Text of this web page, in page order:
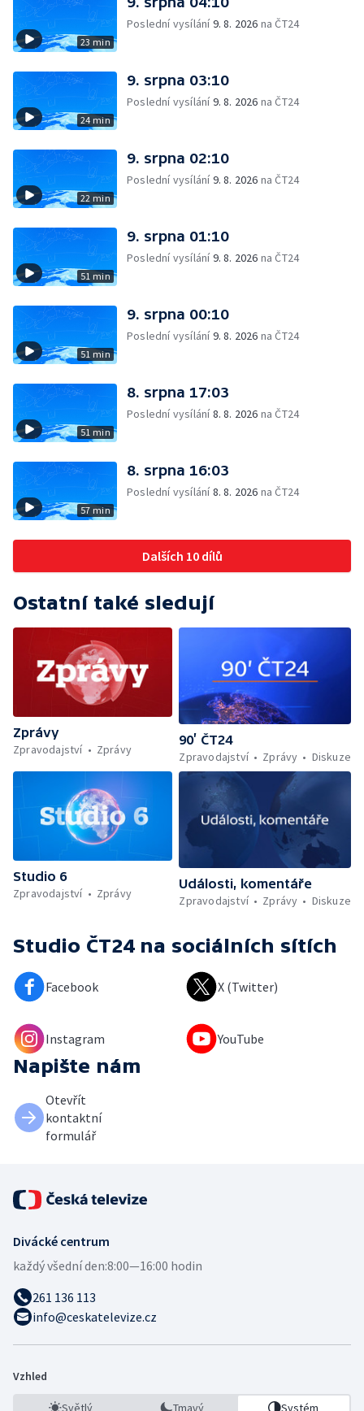
23 min
Poslední vysílání9. 8. 2026 na ČT24
24 min
9. srpna 03:10
Poslední vysílání9. 8. 2026 na ČT24
22 min
9. srpna 02:10
Poslední vysílání9. 8. 2026 na ČT24
51 min
9. srpna 01:10
Poslední vysílání9. 8. 2026 na ČT24
51 min
9. srpna 00:10
Poslední vysílání9. 8. 2026 na ČT24
51 min
8. srpna 17:03
Poslední vysílání8. 8. 2026 na ČT24
57 min
8. srpna 16:03
Poslední vysílání8. 8. 2026 na ČT24
Dalších 10 dílů
Ostatní také sledují
Zprávy
Zpravodajství
Zprávy
90’ ČT24
Zpravodajství
Zprávy Diskuze
Studio 6
Zpravodajství
Zprávy
Události, komentáře
Zpravodajství
Zprávy Diskuze
Studio ČT24 na sociálních sítích
Facebook X (Twitter)
Instagram YouTube
Napište nám
Otevřít
kontaktní
formulář
Divácké centrum
každý všední den:8:00—16:00 hodin
261 136 113
info@ceskatelevize.cz
Vzhled
Světlý Tmavý Systém